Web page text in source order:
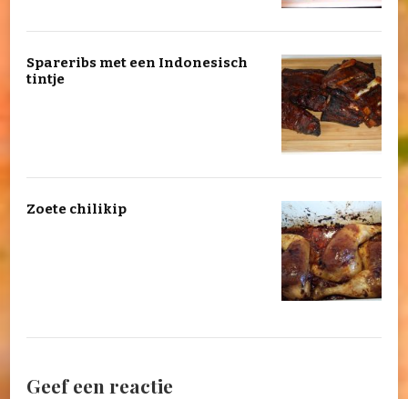
Spareribs met een Indonesisch
tintje
Zoete chilikip
Geef een reactie